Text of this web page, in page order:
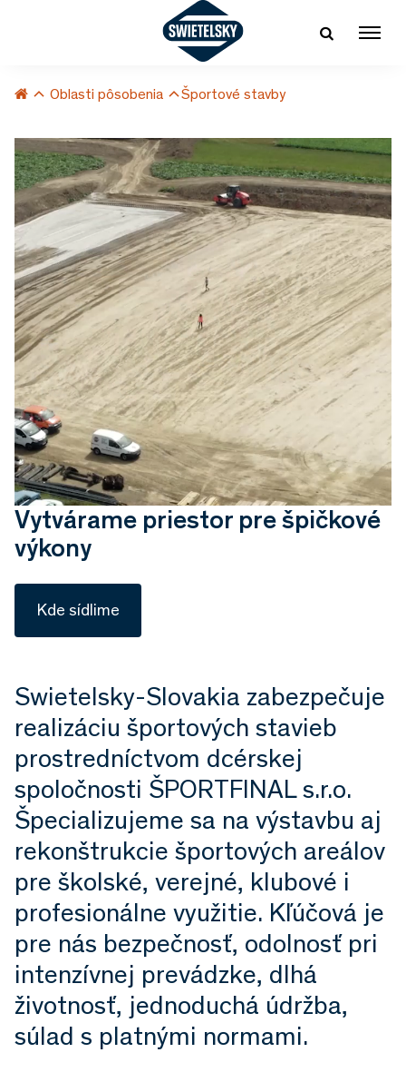
Oblasti pôsobenia Športové stavby
Vytvárame priestor pre špičkové
výkony
Kde sídlime
Swietelsky-Slovakia zabezpečuje
realizáciu športových stavieb
prostredníctvom dcérskej
spoločnosti ŠPORTFINAL s.r.o.
Špecializujeme sa na výstavbu aj
rekonštrukcie športových areálov
pre školské, verejné, klubové i
profesionálne využitie. Kľúčová je
pre nás bezpečnosť, odolnosť pri
intenzívnej prevádzke, dlhá
životnosť, jednoduchá údržba,
súlad s platnými normami.